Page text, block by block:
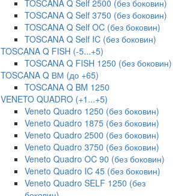
TOSCANA Q Self 2500 (без боковин)
TOSCANA Q Self 3750 (без боковин)
TOSCANA Q Self OC (без боковин)
TOSCANA Q Self IC (без боковин)
TOSCANA Q FISH (-5...+5)
TOSCANA Q FISH 1250 (без боковин)
TOSCANA Q ВМ (до +65)
TOSCANA Q BM 1250
VENETO QUADRO (+1...+5)
Veneto Quadro 1250 (без боковин)
Veneto Quadro 1875 (без боковин)
Veneto Quadro 2500 (без боковин)
Veneto Quadro 3750 (без боковин)
Veneto Quadro OC 90 (без боковин)
Veneto Quadro IC 45 (без боковин)
Veneto Quadro SELF 1250 (без